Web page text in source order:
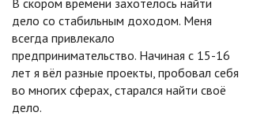
В скором времени захотелось найти
дело со стабильным доходом. Меня
всегда привлекало
предпринимательство. Начиная с 15-16
лет я вёл разные проекты, пробовал себя
во многих сферах, старался найти своё
дело.